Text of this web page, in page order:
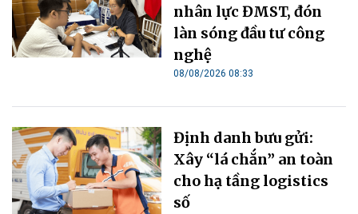
nhân lực ĐMST, đón
làn sóng đầu tư công
nghệ
08/08/2026 08:33
Định danh bưu gửi:
Xây “lá chắn” an toàn
cho hạ tầng logistics
số